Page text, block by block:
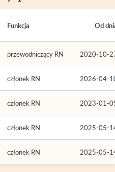
Funkcja Od
przewodniczący RN 2020-10-
członek RN 2026-04-
członek RN 2023-01-
członek RN 2025-05-
członek RN 2025-05-